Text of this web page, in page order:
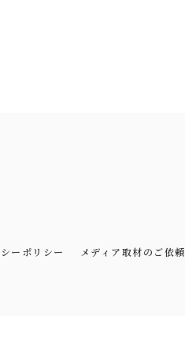
ーポリシー メディア取材のご依頼